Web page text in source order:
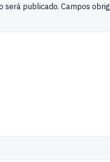
será publicado. Campos